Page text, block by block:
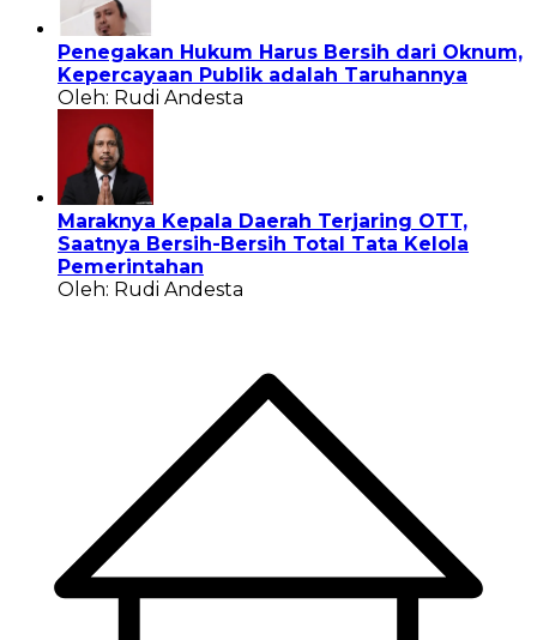
Penegakan Hukum Harus Bersih dari Oknum,
Kepercayaan Publik adalah Taruhannya
Oleh: Rudi Andesta
Maraknya Kepala Daerah Terjaring OTT,
Saatnya Bersih-Bersih Total Tata Kelola
Pemerintahan
Oleh: Rudi Andesta